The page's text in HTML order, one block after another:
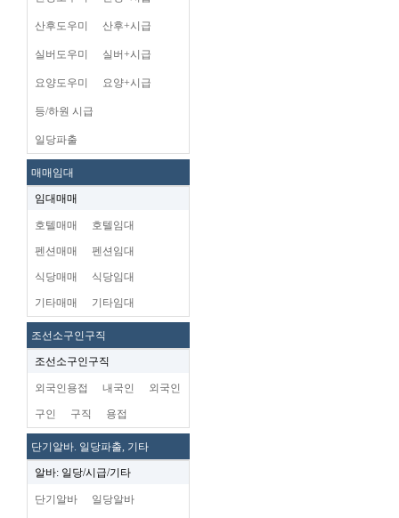
산후도우미 산후+시급
실버도우미 실버+시급
요양도우미 요양+시급
등/하원 시급
일당파출
매매임대
임대매매
호텔매매 호텔임대
펜션매매 펜션임대
식당매매 식당임대
기타매매 기타임대
조선소구인구직
조선소구인구직
외국인용접 내국인 외국인
구인 구직 용접
단기알바. 일당파출, 기타
알바: 일당/시급/기타
단기알바 일당알바